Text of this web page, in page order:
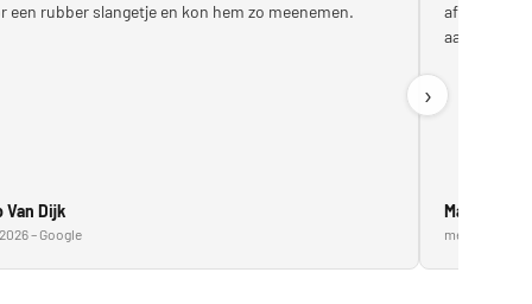
een rubber slangetje en kon hem zo meenemen.
Van Dijk
– Google
afspraak.
aanrader!
Marcin
mei 2026 –
›